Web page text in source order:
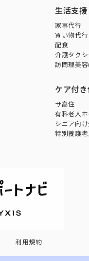
生活支援
家事代行
買い物代行
配食
介護タク
訪問理美
ケア付
サ高住
有料老人
シニア向
特別養護
利用規約